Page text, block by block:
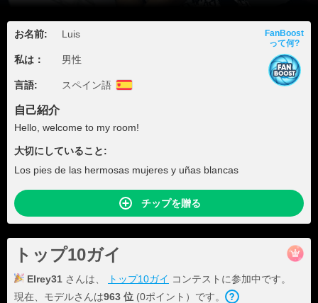
お名前: Luis
私は： 男性
言語: スペイン語
FanBoost
って何?
自己紹介
Hello, welcome to my room!
大切にしていること:
Los pies de las hermosas mujeres y uñas blancas
チップを贈る
トップ10ガイ
Elrey31 さんは、 トップ10ガイ コンテストに参加中です。
現在、モデルさんは963 位 (0ポイント）です。